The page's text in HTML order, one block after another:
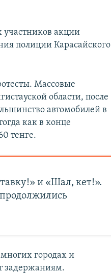
акции
полиции Карасайского
Массовые
области, после
автомобилей в
как в конце
тенге.
и «Шал, кет!».
городах и
задержаниям.